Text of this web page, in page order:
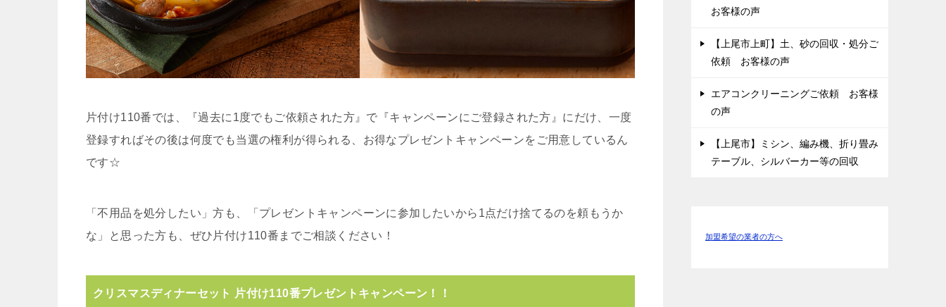
片付け110番では、『過去に1度でもご依頼された方』で『キャンペーンにご登録された方』にだけ、一度
登録すればその後は何度でも当選の権利が得られる、お得なプレゼントキャンペーンをご用意しているん
です☆
「不用品を処分したい」方も、「プレゼントキャンペーンに参加したいから1点だけ捨てるのを頼もうか
な」と思った方も、ぜひ片付け110番までご相談ください！
クリスマスディナーセット 片付け110番プレゼントキャンペーン！！
お客様の声
【上尾市上町】土、砂の回収・処分ご
依頼 お客様の声
エアコンクリーニングご依頼 お客様
の声
【上尾市】ミシン、編み機、折り畳み
テーブル、シルバーカー等の回収
加盟希望の業者の方へ